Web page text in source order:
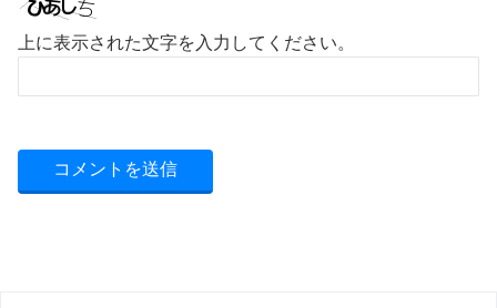
上に表示された文字を入力してください。